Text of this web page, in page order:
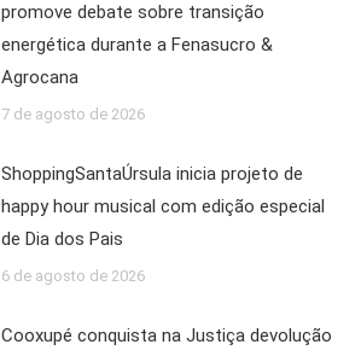
promove debate sobre transição
energética durante a Fenasucro &
Agrocana
7 de agosto de 2026
ShoppingSantaÚrsula inicia projeto de
happy hour musical com edição especial
de Dia dos Pais
6 de agosto de 2026
Cooxupé conquista na Justiça devolução